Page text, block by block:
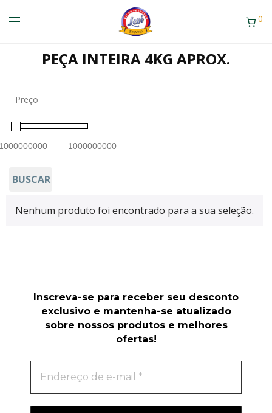
0
PEÇA INTEIRA 4KG APROX.
Preço
-
BUSCAR
Nenhum produto foi encontrado para a sua seleção.
Inscreva-se para receber seu desconto
exclusivo e mantenha-se atualizado
sobre nossos produtos e melhores
ofertas!